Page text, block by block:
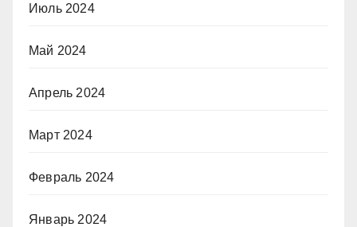
Июль 2024
Май 2024
Апрель 2024
Март 2024
Февраль 2024
Январь 2024